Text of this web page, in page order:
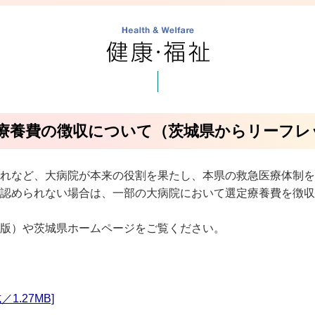
養費の徴収について（茨城県からリーフ
など、大病院が本来の役割を果たし、本県の救急医療体制
められない場合は、一部の大病院において選定療養費を徴
）や茨城県ホームページをご覧ください。
1.27MB]